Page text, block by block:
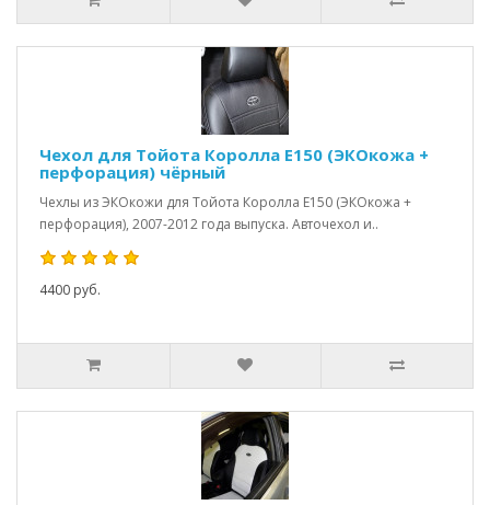
Чехол для Тойота Королла Е150 (ЭКОкожа +
перфорация) чёрный
Чехлы из ЭКОкожи для Тойота Королла Е150 (ЭКОкожа +
перфорация), 2007-2012 года выпуска. Авточехол и..
4400 руб.